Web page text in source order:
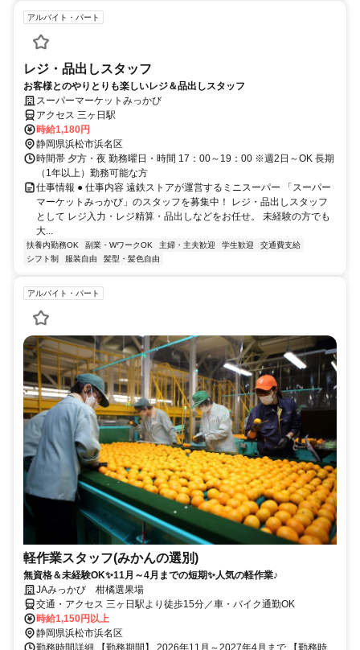
アルバイト・パート
レジ・品出しスタッフ
お客様とのやりとりも楽しいレジ＆品出しスタッフ
スーパーマーケットみっかび
アクセス 三ヶ日駅
時給1,180円
静岡県浜松市浜名区
時間帯 夕方・夜 勤務曜日・時間 17：00～19：00 ※週2日～OK 長期
（1年以上）勤務可能な方
仕事情報 ● 仕事内容 遠鉄ストアが運営するミニスーパー 「スーパー
マーケットみっかび」のスタッフを募集中！ レジ・品出しスタッフ
として レジ入力・レジ精算・品出しなどをお任せ。 未経験の方でも
大...
扶養内勤務OK 副業・WワークOK 主婦・主夫歓迎 学生歓迎
交通費支給
シフト制
服装自由 髪型・髪色自由
アルバイト・パート
軽作業スタッフ(みかんの選別)
無資格＆未経験OK✨11月～4月までの短期✨人気の軽作業♪
JAみっかび 柑橘選果場
交通・アクセス 三ヶ日駅より徒歩15分／車・バイク通勤OK
時給1,150円以上
静岡県浜松市浜名区
勤務時間詳細 【勤務期間】 2026年11月～2027年4月まで 【勤務時